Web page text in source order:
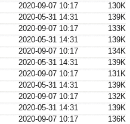
2020-09-07 10:17
130K
2020-05-31 14:31
139K
2020-09-07 10:17
133K
2020-05-31 14:31
139K
2020-09-07 10:17
134K
2020-05-31 14:31
139K
2020-09-07 10:17
131K
2020-05-31 14:31
139K
2020-09-07 10:17
132K
2020-05-31 14:31
139K
2020-09-07 10:17
136K